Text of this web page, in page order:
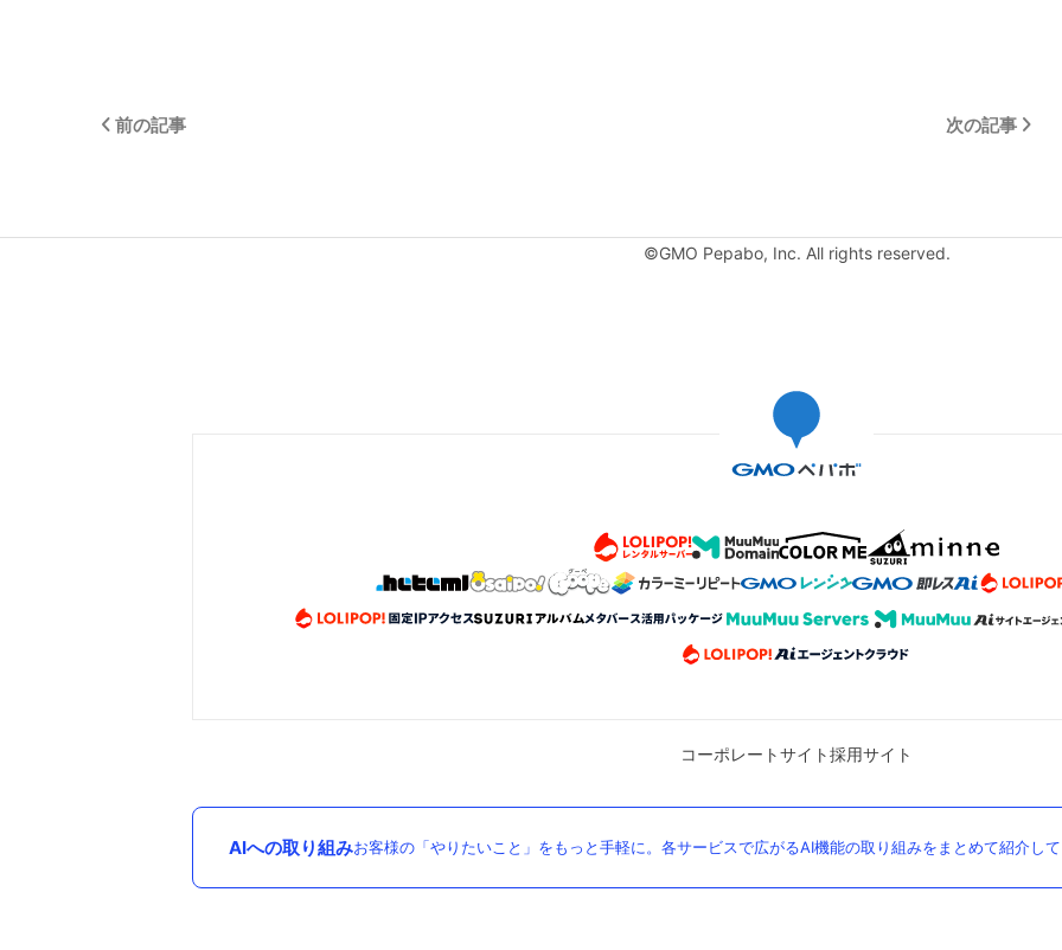
前の記事 次の記事
©GMO Pepabo, Inc. All rights reserved.
コーポレートサイト採用サイト
AIへの取り組みお客様の「やりたいこと」をもっと手軽に。各サービスで広がるAI機能の取り組みをまとめて紹介し